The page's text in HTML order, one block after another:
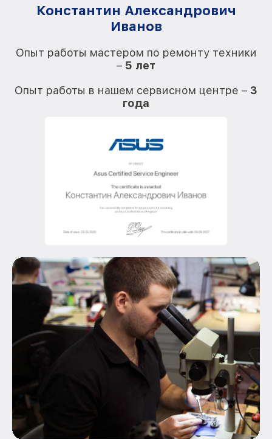
Константин Александрович
Иванов
Опыт работы мастером по ремонту техники
– 5 лет
Опыт работы в нашем сервисном центре – 3
года